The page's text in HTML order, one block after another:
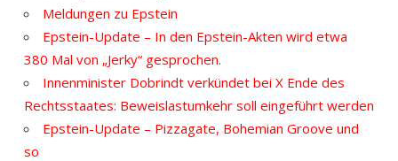
Meldungen zu Epstein
Epstein-Update – In den Epstein-Akten wird etwa
380 Mal von „Jerky“ gesprochen.
Innenminister Dobrindt verkündet bei X Ende des
Rechtsstaates: Beweislastumkehr soll eingeführt werden
Epstein-Update – Pizzagate, Bohemian Groove und
so